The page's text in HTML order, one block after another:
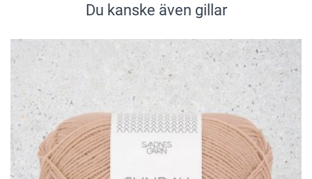
Du kanske även gillar